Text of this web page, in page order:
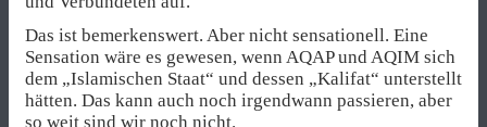
Das ist bemerkenswert. Aber nicht sensationell. Eine
Sensation wäre es gewesen, wenn AQAP und AQIM sich
dem „Islamischen Staat“ und dessen „Kalifat“ unterstellt
hätten. Das kann auch noch irgendwann passieren, aber
so weit sind wir noch nicht.